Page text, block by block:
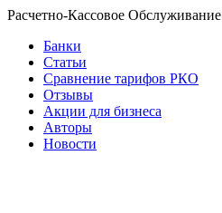
Расчетно-Кассовое Обслуживание
Банки
Статьи
Сравнение тарифов РКО
Отзывы
Акции для бизнеса
Авторы
Новости